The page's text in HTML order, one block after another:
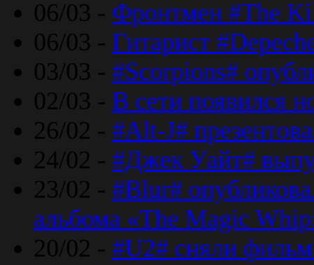
06/03 - Фронтмен #The
06/03 - Гитарист
03/03 - #Scorpions#
02/03 - В сети появился
26/02 - #Alt-J#
24/02 - #Джек Уайт#
23/02 - #Blur#
альбома «The Magic
20/02 - #U2# сняли